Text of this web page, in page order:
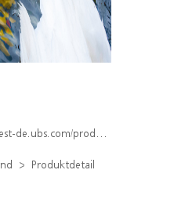
detail/index/isin/DE000WA7R8Q1
Produktdetail